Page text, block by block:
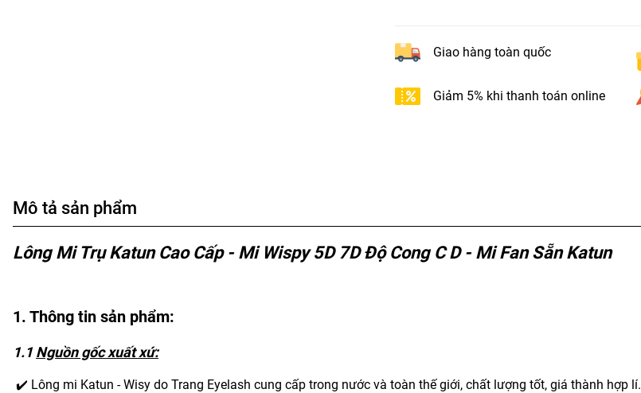
Giao hàng toàn quốc
Giảm 5% khi thanh toán online
Mô tả sản phẩm
Lông Mi Trụ Katun Cao Cấp - Mi Wispy 5D 7D Độ Cong C D - Mi Fan Sẵn Katun
1. Thông tin sản phẩm:
1.1 Nguồn gốc xuất xứ:
✔️ Lông mi Katun - Wisy do Trang Eyelash cung cấp trong nước và toàn thế giới, chất lượng tốt, giá thành hợp lí.